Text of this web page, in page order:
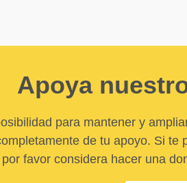
Apoya
para mantener y
de tu apoyo. Si te
por favor considera hacer una